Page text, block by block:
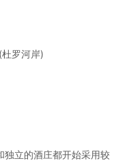
罗河岸)
独立的酒庄都开始采用较